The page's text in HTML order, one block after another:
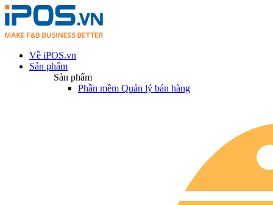
Về iPOS.vn
Sản phẩm
Sản phẩm
Phần mềm Quản lý bán hàng